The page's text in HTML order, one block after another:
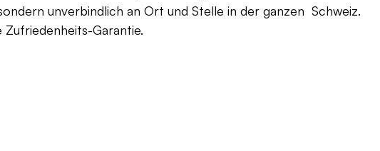
unverbindlich an Ort und Stelle in der ganzen Schweiz.
Garantie.